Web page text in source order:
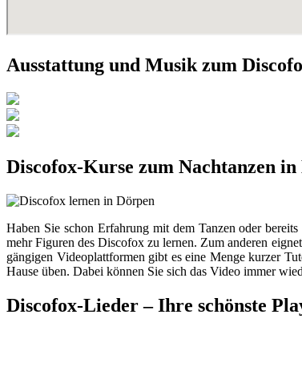
Ausstattung und Musik zum
Discofox-Kurse zum Nachtanzen in
Haben Sie schon Erfahrung mit dem Tanzen oder
mehr Figuren des Discofox zu lernen. Zum anderen
gängigen Videoplattformen gibt es eine Menge kurzer
Hause üben. Dabei können Sie sich das Video immer
Discofox-Lieder – Ihre schönste